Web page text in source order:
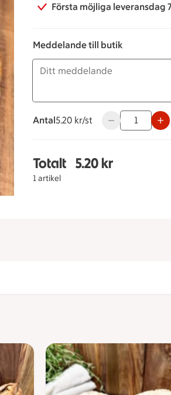
Första möjliga leveransdag
Meddelande till butik
Antal
5.20 kronor styck
5.20 kr/st Använd
Totalt
1 artikel
Totalt 1 stycken
5.20 kr